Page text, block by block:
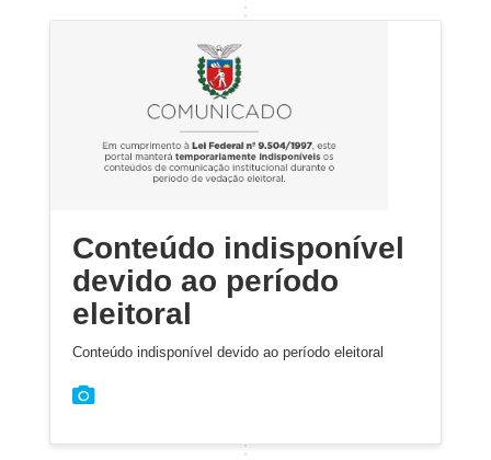
Conteúdo indisponível
devido ao período
eleitoral
Conteúdo indisponível devido ao período eleitoral